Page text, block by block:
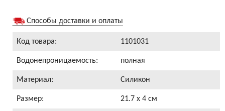
Способы доставки и оплаты
Код товара: 1101031
Водонепроницаемость: полная
Материал: Силикон
Размер: 21.7 x 4 см